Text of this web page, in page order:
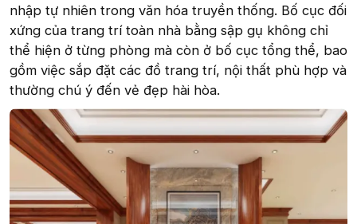
nhập tự nhiên trong văn hóa truyền thống. Bố cục đối
xứng của trang trí toàn nhà bằng sập gụ không chỉ
thể hiện ở từng phòng mà còn ở bố cục tổng thể, bao
gồm việc sắp đặt các đồ trang trí, nội thất phù hợp và
thường chú ý đến vẻ đẹp hài hòa.